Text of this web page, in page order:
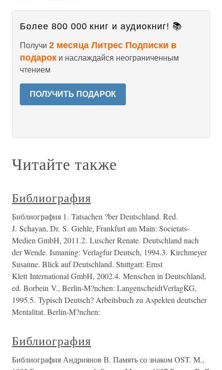
Более 800 000 книг и аудиокниг! 📚
Получи 2 месяца Литрес Подписки в
подарок и наслаждайся неограниченным
чтением
ПОЛУЧИТЬ ПОДАРОК
Читайте также
Библиография
Библиография 1. Tatsachen ?ber Deutschland. Red.
J. Schayan, Dr. S. Giehle, Frankfurt am Main: Societats-
Medien GmbH, 2011.2. Luscher Renate. Deutschland nach
der Wende. Ismaning: Verlagfur Deutsch, 1994.3. Kirchmeyer
Susanne. Blick auf Deutschland. Stuttgart: Ernst
Klett International GmbH, 2002.4. Menschen in Deutschland,
ed. Borbein V., Berlin-M?nchen: LangenscheidtVerlagKG,
1995.5. Typisch Deutsch? Arbeitsbuch zu Aspekten deutscher
Mentalitat. Berlin-M?nchen:
Библиография
Библиография Андриянов В. Память со знаком OST. М.,